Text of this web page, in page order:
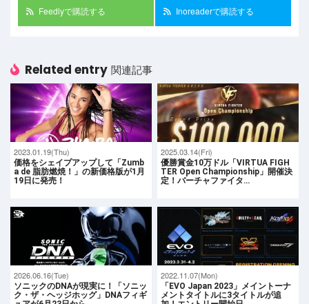
Feedlyで購読する Inoreaderで購読する
Related entry 関連記事
2023.01.19(Thu)
価格をシェイプアップして「Zumb
a de 脂肪燃焼！」の新価格版が1月
19日に発売！
2025.03.14(Fri)
優勝賞金10万ドル「VIRTUA FIGH
TER Open Championship」開催決
定！バーチャファイタ…
2026.06.16(Tue)
ソニックのDNAが現実に！「ソニッ
ク・ザ・ヘッジホッグ」DNAフィギ
2022.11.07(Mon)
「EVO Japan 2023」メイントーナ
メントタイトルに3タイトルが追